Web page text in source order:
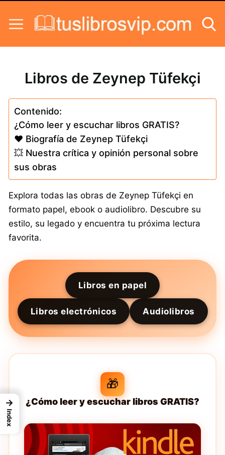
Libros de Zeynep Tüfekçi
Contenido:
¿Cómo leer y escuchar libros GRATIS?
❤️ Biografía de Zeynep Tüfekçi
💥 Nuestra crítica y opinión personal sobre
sus obras
Explora todas las obras de Zeynep Tüfekçi en
formato papel, ebook o audiolibro. Descubre su
estilo, su legado y encuentra tu próxima lectura
favorita.
Libros en papel
Libros electrónicos Audiolibros
🎁
¿Cómo leer y escuchar libros GRATIS?
→
Index